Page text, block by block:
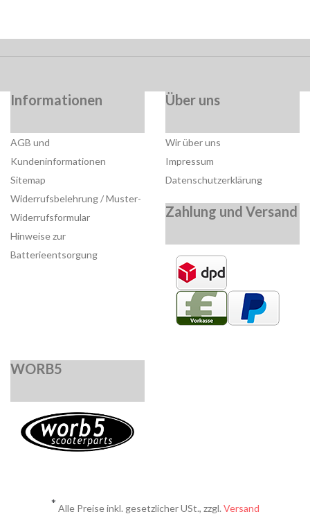
Informationen
AGB und
Kundeninformationen
Sitemap
Widerrufsbelehrung / Muster-
Widerrufsformular
Hinweise zur
Batterieentsorgung
Über uns
Wir über uns
Impressum
Datenschutzerklärung
Zahlung und Versand
WORB5
* Alle Preise inkl. gesetzlicher USt., zzgl. Versand